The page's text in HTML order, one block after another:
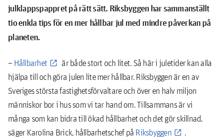
julklappspappret på rätt sätt. Riksbyggen har sammanställt
tio enkla tips för en mer hållbar jul med mindre påverkan på
planeten.
– Hållbarhet
är både stort och litet. Så här i juletider kan alla
hjälpa till och göra julen lite mer hållbar. Riksbyggen är en av
Sveriges största fastighetsförvaltare och över en halv miljon
människor bor i hus som vi tar hand om. Tillsammans är vi
många som kan bidra till ökad hållbarhet och det gör skillnad,
säger Karolina Brick, hållbarhetschef på Riksbyggen .